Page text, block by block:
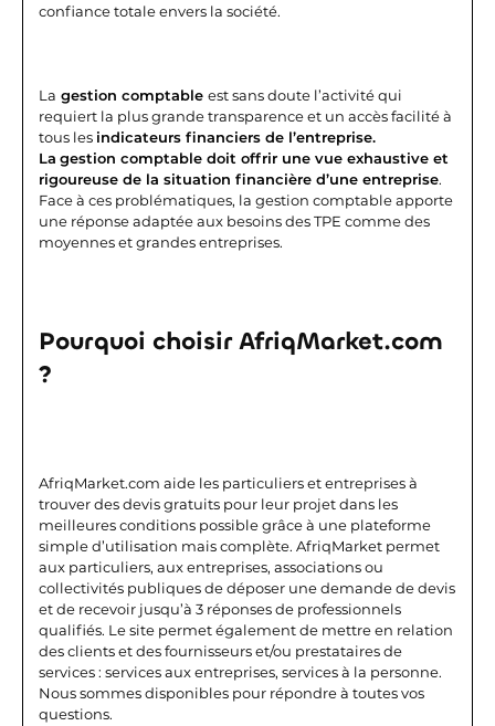
confiance totale envers la société.
La gestion comptable est sans doute l’activité qui
requiert la plus grande transparence et un accès facilité à
tous les indicateurs financiers de l’entreprise.
La gestion comptable doit offrir une vue exhaustive et
rigoureuse de la situation financière d’une entreprise.
Face à ces problématiques, la gestion comptable apporte
une réponse adaptée aux besoins des TPE comme des
moyennes et grandes entreprises.
Pourquoi choisir AfriqMarket.com
?
AfriqMarket.com aide les particuliers et entreprises à
trouver des devis gratuits pour leur projet dans les
meilleures conditions possible grâce à une plateforme
simple d’utilisation mais complète. AfriqMarket permet
aux particuliers, aux entreprises, associations ou
collectivités publiques de déposer une demande de devis
et de recevoir jusqu’à 3 réponses de professionnels
qualifiés. Le site permet également de mettre en relation
des clients et des fournisseurs et/ou prestataires de
services : services aux entreprises, services à la personne.
Nous sommes disponibles pour répondre à toutes vos
questions.